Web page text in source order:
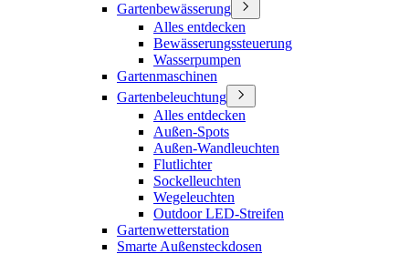
Gartenbewässerung
Alles entdecken
Bewässerungssteuerung
Wasserpumpen
Gartenmaschinen
Gartenbeleuchtung
Alles entdecken
Außen-Spots
Außen-Wandleuchten
Flutlichter
Sockelleuchten
Wegeleuchten
Outdoor LED-Streifen
Gartenwetterstation
Smarte Außensteckdosen